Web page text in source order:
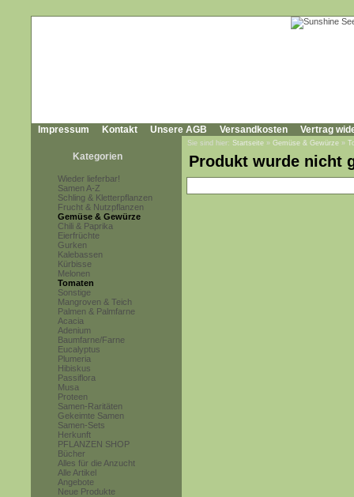
Impressum Kontakt Unsere AGB Versandkosten Vertrag
Kategorien
Wieder lieferbar!
Samen A-Z
Schling & Kletterpflanzen
Frucht & Nutzpflanzen
Gemüse & Gewürze
Chili & Paprika
Eierfrüchte
Gurken
Kalebassen
Kürbisse
Melonen
Tomaten
Sonstige
Mangroven & Teich
Palmen & Palmfarne
Acacia
Adenium
Baumfarne/Farne
Eucalyptus
Plumeria
Hibiskus
Passiflora
Musa
Proteen
Samen-Raritäten
Gekeimte Samen
Samen-Sets
Herkunft
PFLANZEN SHOP
Bücher
Alles für die Anzucht
Alle Artikel
Angebote
Neue Produkte
Sie sind hier: Startseite » Gemüse & Gewürze »
Produkt wurde nicht